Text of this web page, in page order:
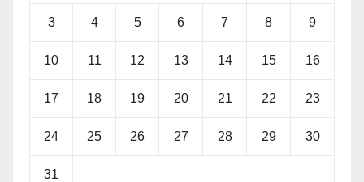
3 4 5 6 7 8 9
10 11 12 13 14 15 16
17 18 19 20 21 22 23
24 25 26 27 28 29 30
31